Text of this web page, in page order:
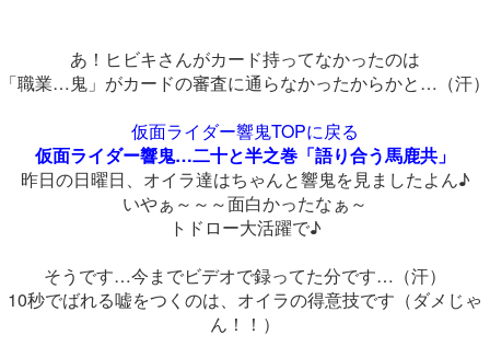
あ！ヒビキさんがカード持ってなかったのは
「職業…鬼」がカードの審査に通らなかったからかと…（汗）
仮面ライダー響鬼TOPに戻る
仮面ライダー響鬼…二十と半之巻「語り合う馬鹿共」
昨日の日曜日、オイラ達はちゃんと響鬼を見ましたよん♪
いやぁ～～～面白かったなぁ～
トドロー大活躍で♪
そうです…今までビデオで録ってた分です…（汗）
10秒でばれる嘘をつくのは、オイラの得意技です（ダメじゃ
ん！！）